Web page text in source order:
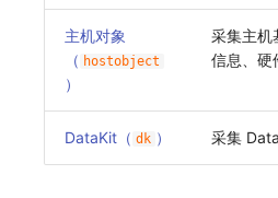
主机对象
（ hostobject
）
采集主机
信息、硬
DataKit（ dk ） 采集